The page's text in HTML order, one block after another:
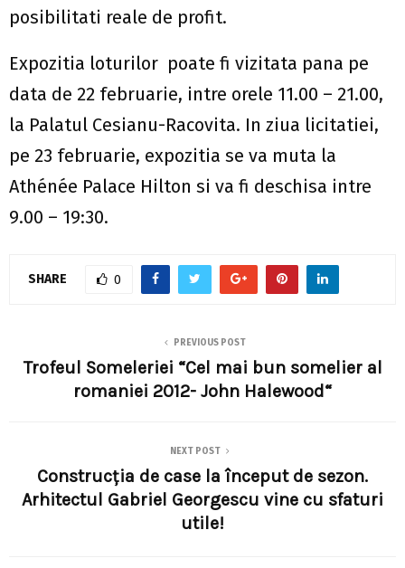
posibilitati reale de profit.
Expozitia loturilor poate fi vizitata pana pe
data de 22 februarie, intre orele 11.00 – 21.00,
la Palatul Cesianu-Racovita. In ziua licitatiei,
pe 23 februarie, expozitia se va muta la
Athénée Palace Hilton si va fi deschisa intre
9.00 – 19:30.
SHARE 0
PREVIOUS POST
Trofeul Someleriei “Cel mai bun somelier al
romaniei 2012- John Halewood“
NEXT POST
Construcţia de case la început de sezon.
Arhitectul Gabriel Georgescu vine cu sfaturi
utile!